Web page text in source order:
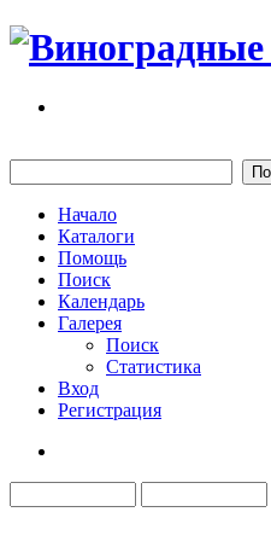
Начало
Каталоги
Помощь
Поиск
Календарь
Галерея
Поиск
Статистика
Вход
Регистрация